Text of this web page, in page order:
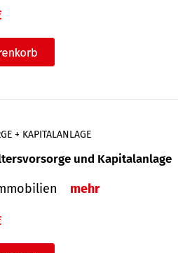
+ KAPITALANLAGE
und Kapitalanlage
mehr